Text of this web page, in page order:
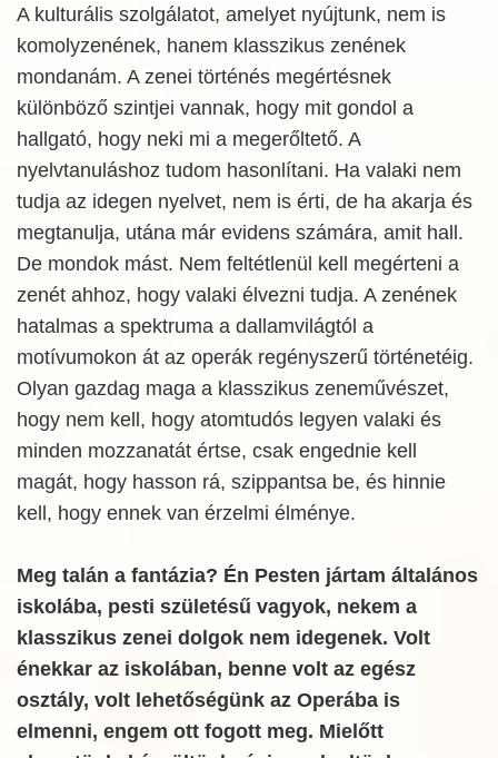
A kulturális szolgálatot, amelyet nyújtunk, nem is
komolyzenének, hanem klasszikus zenének
mondanám. A zenei történés megértésnek
különböző szintjei vannak, hogy mit gondol a
hallgató, hogy neki mi a megerőltető. A
nyelvtanuláshoz tudom hasonlítani. Ha valaki nem
tudja az idegen nyelvet, nem is érti, de ha akarja és
megtanulja, utána már evidens számára, amit hall.
De mondok mást. Nem feltétlenül kell megérteni a
zenét ahhoz, hogy valaki élvezni tudja. A zenének
hatalmas a spektruma a dallamvilágtól a
motívumokon át az operák regényszerű történetéig.
Olyan gazdag maga a klasszikus zeneművészet,
hogy nem kell, hogy atomtudós legyen valaki és
minden mozzanatát értse, csak engednie kell
magát, hogy hasson rá, szippantsa be, és hinnie
kell, hogy ennek van érzelmi élménye.
Meg talán a fantázia? Én Pesten jártam általános
iskolába, pesti születésű vagyok, nekem a
klasszikus zenei dolgok nem idegenek. Volt
énekkar az iskolában, benne volt az egész
osztály, volt lehetőségünk az Operába is
elmenni, engem ott fogott meg. Mielőtt